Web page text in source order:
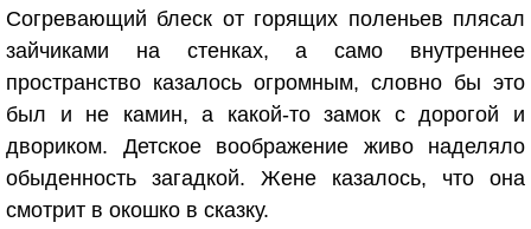
Согревающий блеск от горящих поленьев плясал
зайчиками на стенках, а само внутреннее
пространство казалось огромным, словно бы это
был и не камин, а какой-то замок с дорогой и
двориком. Детское воображение живо наделяло
обыденность загадкой. Жене казалось, что она
смотрит в окошко в сказку.